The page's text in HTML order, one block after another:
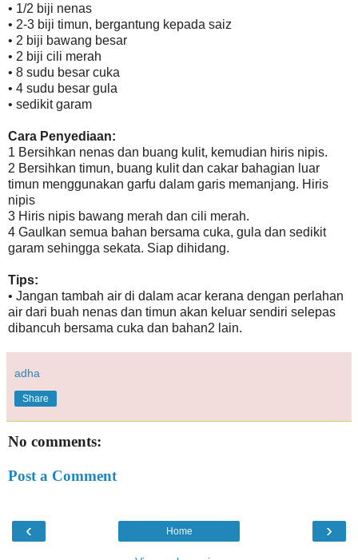
• 1/2 biji nenas
• 2-3 biji timun, bergantung kepada saiz
• 2 biji bawang besar
• 2 biji cili merah
• 8 sudu besar cuka
• 4 sudu besar gula
• sedikit garam
Cara Penyediaan:
1 Bersihkan nenas dan buang kulit, kemudian hiris nipis.
2 Bersihkan timun, buang kulit dan cakar bahagian luar
timun menggunakan garfu dalam garis memanjang. Hiris
nipis
3 Hiris nipis bawang merah dan cili merah.
4 Gaulkan semua bahan bersama cuka, gula dan sedikit
garam sehingga sekata. Siap dihidang.
Tips:
• Jangan tambah air di dalam acar kerana dengan perlahan
air dari buah nenas dan timun akan keluar sendiri selepas
dibancuh bersama cuka dan bahan2 lain.
adha
Share
No comments:
Post a Comment
‹ ›
Home